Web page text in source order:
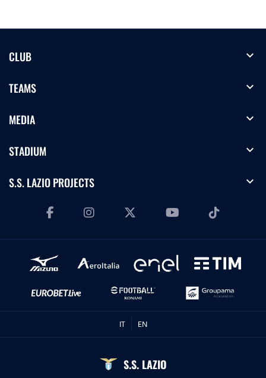
CLUB expand_more
TEAMS expand_more
MEDIA expand_more
STADIUM expand_more
S.S. LAZIO PROJECTS expand_more
IT EN
S.S. LAZIO